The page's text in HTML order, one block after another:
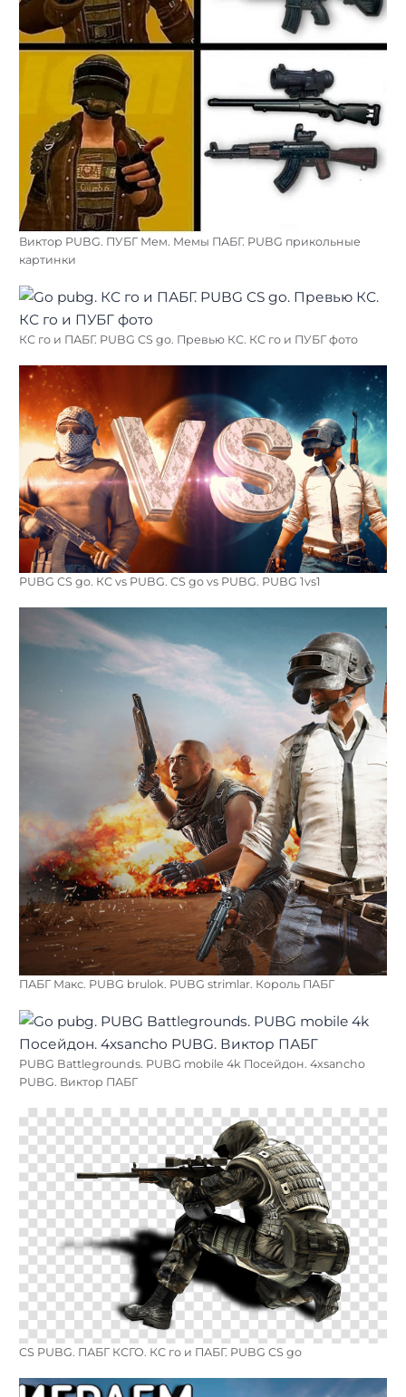
Виктор PUBG. ПУБГ Мем. Мемы ПАБГ. PUBG прикольные
картинки
КС го и ПАБГ. PUBG CS go. Превью КС. КС го и ПУБГ фото
PUBG CS go. КС vs PUBG. CS go vs PUBG. PUBG 1vs1
ПАБГ Макс. PUBG brulok. PUBG strimlar. Король ПАБГ
PUBG Battlegrounds. PUBG mobile 4k Посейдон. 4xsancho
PUBG. Виктор ПАБГ
CS PUBG. ПАБГ КСГО. КС го и ПАБГ. PUBG CS go
Найти: